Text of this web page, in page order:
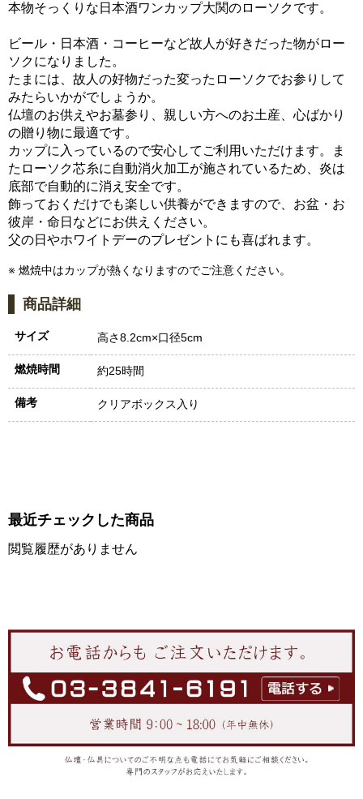
本物そっくりな日本酒ワンカップ大関のローソクです。
ビール・日本酒・コーヒーなど故人が好きだった物がロー
ソクになりました。
たまには、故人の好物だった変ったローソクでお参りして
みたらいかがでしょうか。
仏壇のお供えやお墓参り、親しい方へのお土産、心ばかり
の贈り物に最適です。
カップに入っているので安心してご利用いただけます。ま
たローソク芯糸に自動消火加工が施されているため、炎は
底部で自動的に消え安全です。
飾っておくだけでも楽しい供養ができますので、お盆・お
彼岸・命日などにお供えください。
父の日やホワイトデーのプレゼントにも喜ばれます。
※ 燃焼中はカップが熱くなりますのでご注意ください。
商品詳細
サイズ 高さ8.2cm×口径5cm
燃焼時間 約25時間
備考 クリアボックス入り
最近チェックした商品
閲覧履歴がありません